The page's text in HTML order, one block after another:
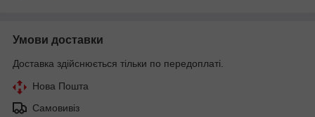
Умови доставки
Доставка здійснюється тільки по передоплаті.
Нова Пошта
Самовивіз